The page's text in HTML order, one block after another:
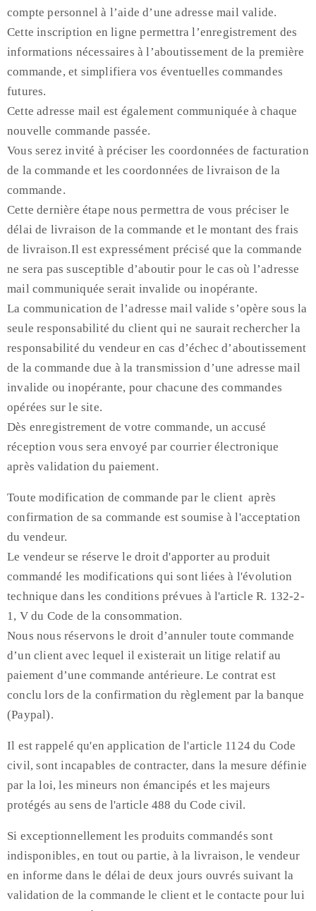
compte personnel à l’aide d’une adresse mail valide.
Cette inscription en ligne permettra l’enregistrement des
informations nécessaires à l’aboutissement de la première
commande, et simplifiera vos éventuelles commandes
futures.
Cette adresse mail est également communiquée à chaque
nouvelle commande passée.
Vous serez invité à préciser les coordonnées de facturation
de la commande et les coordonnées de livraison de la
commande.
Cette dernière étape nous permettra de vous préciser le
délai de livraison de la commande et le montant des frais
de livraison.Il est expressément précisé que la commande
ne sera pas susceptible d’aboutir pour le cas où l’adresse
mail communiquée serait invalide ou inopérante.
La communication de l’adresse mail valide s’opère sous la
seule responsabilité du client qui ne saurait rechercher la
responsabilité du vendeur en cas d’échec d’aboutissement
de la commande due à la transmission d’une adresse mail
invalide ou inopérante, pour chacune des commandes
opérées sur le site.
Dès enregistrement de votre commande, un accusé
réception vous sera envoyé par courrier électronique
après validation du paiement.
Toute modification de commande par le client après
confirmation de sa commande est soumise à l'acceptation
du vendeur.
Le vendeur se réserve le droit d'apporter au produit
commandé les modifications qui sont liées à l'évolution
technique dans les conditions prévues à l'article R. 132-2-
1, V du Code de la consommation.
Nous nous réservons le droit d’annuler toute commande
d’un client avec lequel il existerait un litige relatif au
paiement d’une commande antérieure. Le contrat est
conclu lors de la confirmation du règlement par la banque
(Paypal).
Il est rappelé qu'en application de l'article 1124 du Code
civil, sont incapables de contracter, dans la mesure définie
par la loi, les mineurs non émancipés et les majeurs
protégés au sens de l'article 488 du Code civil.
Si exceptionnellement les produits commandés sont
indisponibles, en tout ou partie, à la livraison, le vendeur
en informe dans le délai de deux jours ouvrés suivant la
validation de la commande le client et le contacte pour lui